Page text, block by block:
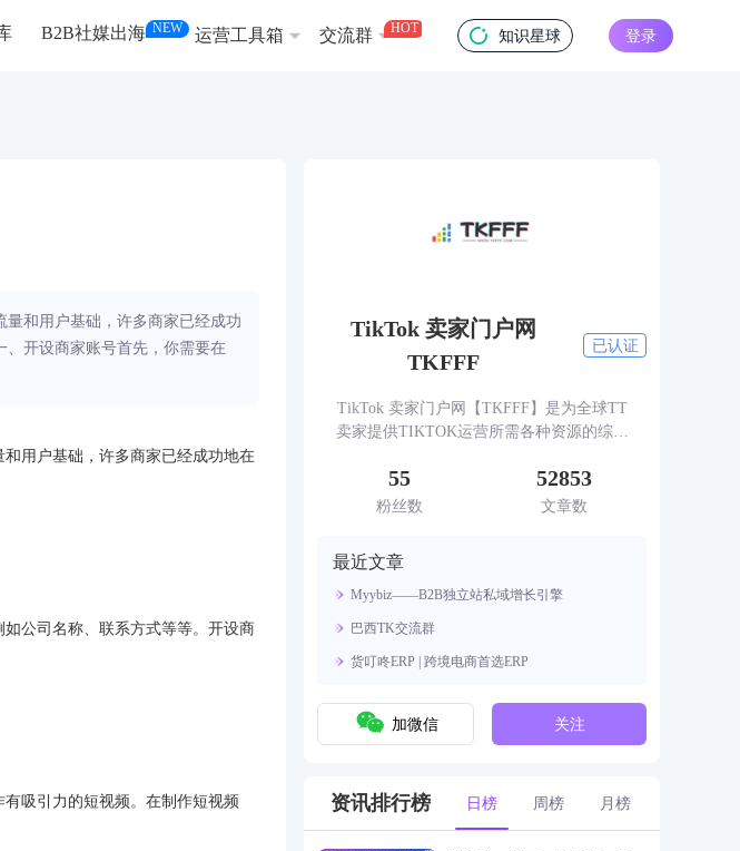
B2B社媒出海 NEW 运营工具箱 交流群 HOT 知识星球 登录
和用户基础，许多商家已经成功
开设商家账号首先，你需要在
用户基础，许多商家已经成功地在
公司名称、联系方式等等。开设商
吸引力的短视频。在制作短视频
TikTok 卖家门户网
TKFFF
已认证
TikTok 卖家门户网【TKFFF】是为全球TT
卖家提供TIKTOK运营所需各种资源的综合
坛、社群、活动、人脉、货盘、教学等必备
55
粉丝数
52853
文章数
最近文章
Myybiz——B2B独立站私域增长引擎
巴西TK交流群
货叮咚ERP | 跨境电商首选ERP
加微信 关注
资讯排行榜 日榜 周榜 月榜